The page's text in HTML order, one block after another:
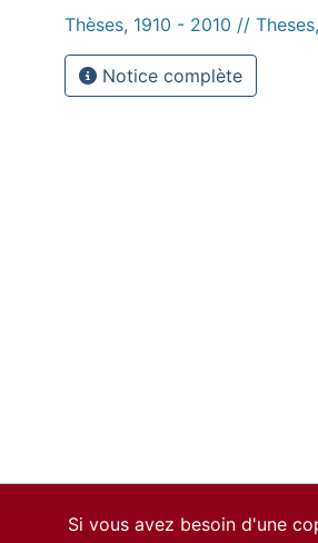
Thèses, 1910 - 2010 //
Notice complète
Si vous avez besoin d'une